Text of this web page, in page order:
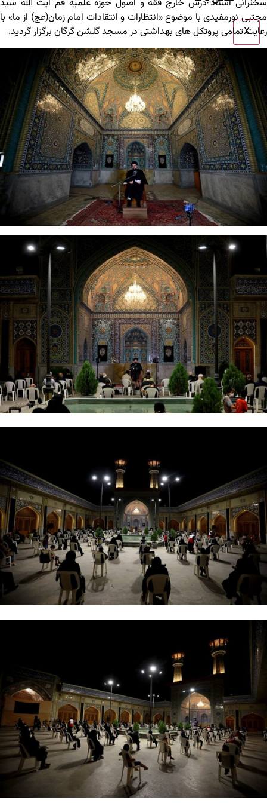
X
سخنرانی استاد درس خارج فقه و اصول حوزه علمیه قم آیت الله سید
مجتبی نورمفیدی با موضوع «انتظارات و انتقادات امام زمان(عج) از ما» با
رعایت تمامی پروتکل های بهداشتی در مسجد گلشن گرگان برگزار گردید.